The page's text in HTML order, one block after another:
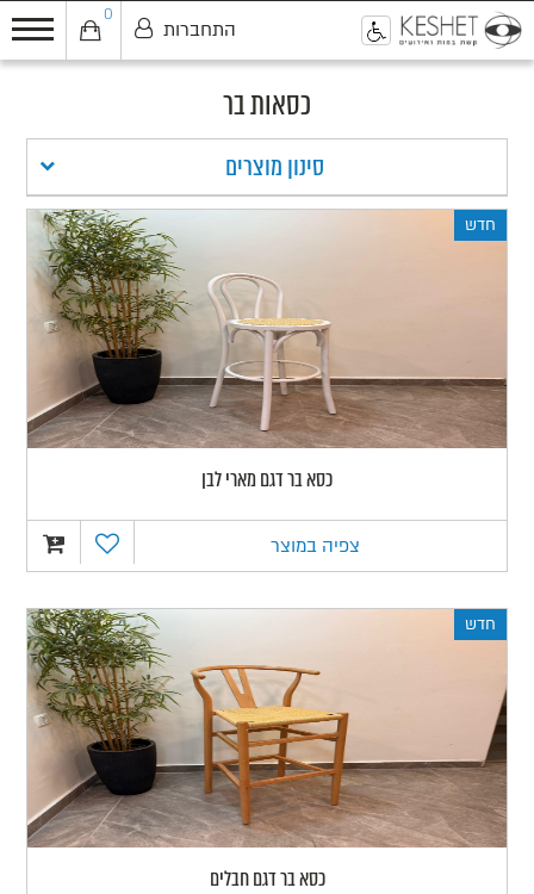
0
התחברות
כסאות בר
סינון מוצרים
כסא בר דגם מארי לבן
צפיה במוצר
חדש
כסא בר דגם חבלים
חדש